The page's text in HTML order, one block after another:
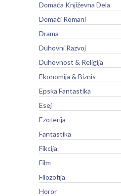
Domaća Književna Dela
Domaći Romani
Drama
Duhovni Razvoj
Duhovnost & Religija
Ekonomija & Biznis
Epska Fantastika
Esej
Ezoterija
Fantastika
Fikcija
Film
Filozofija
Horor